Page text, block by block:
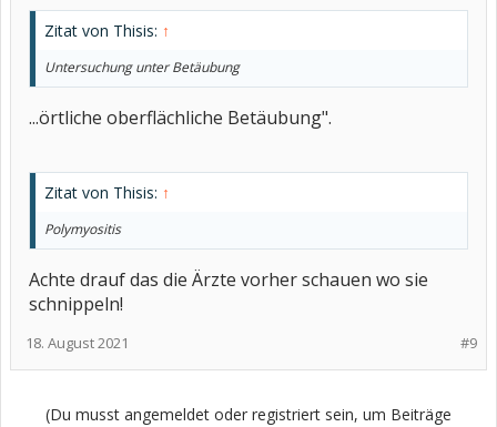
Zitat von Thisis: ↑
Untersuchung unter Betäubung
...örtliche oberflächliche Betäubung".
Zitat von Thisis: ↑
Polymyositis
Achte drauf das die Ärzte vorher schauen wo sie
schnippeln!
#9
18. August 2021
(Du musst angemeldet oder registriert sein, um Beiträge